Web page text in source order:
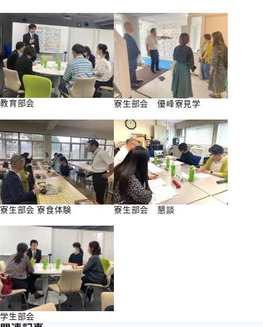
教育部会 寮生部会 優峰寮見学
寮生部会 寮食体験 寮生部会 懇談
学生部会